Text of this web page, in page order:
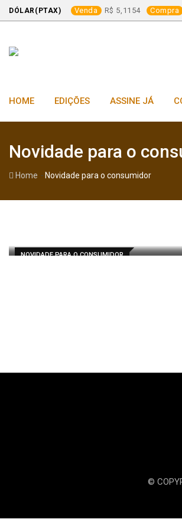
DÓLAR(PTAX) Venda 5,1154 Compra
content
HOME EDIÇÕES ASSINE JÁ
Novidade para o
Home - Novidade para o consumidor
NOVIDADE PARA O CONSUMIDOR
©